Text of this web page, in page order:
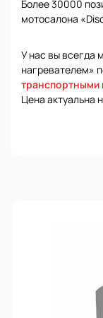
Более 30000
мотосалона
У нас вы всегда
нагревателем»
транспортными
Цена актуальна